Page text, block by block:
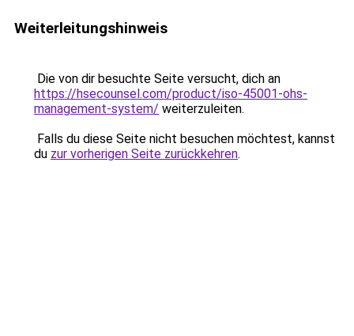
Weiterleitungshinweis
Die von dir besuchte Seite versucht, dich an
https://hsecounsel.com/product/iso-45001-ohs-
management-system/ weiterzuleiten.
Falls du diese Seite nicht besuchen möchtest, kannst
du zur vorherigen Seite zurückkehren.